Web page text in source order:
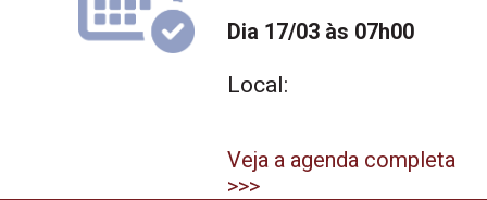
Dia 17/03 às 07h00
Local:
Veja a agenda completa
>>>